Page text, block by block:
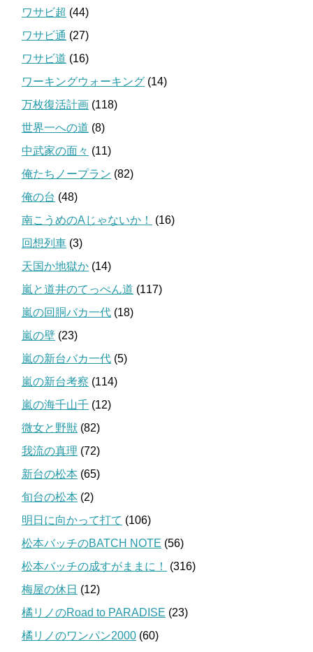
ワサビ超 (44)
ワサビ通 (27)
ワサビ道 (16)
ワーキングウォーキング (14)
万枚復活計画 (118)
世界一への道 (8)
中武家の面々 (11)
俺たちノープラン (82)
俺の台 (48)
南こうめのAじゃないか！
(16)
回想列車 (3)
天国か地獄か (14)
嵐と道井のてっぺん道 (117)
嵐の回胴バカ一代 (18)
嵐の壁 (23)
嵐の新台バカ一代 (5)
嵐の新台考察 (114)
嵐の海千山千 (12)
微女と野獣 (82)
我流の真理 (72)
新台の松本 (65)
旬台の松本 (2)
明日に向かって打て (106)
松本バッチのBATCH NOTE (56)
松本バッチの成すがままに！
(316)
梅屋の休日 (12)
橘リノのRoad to PARADISE (23)
橘リノのワンパン2000 (60)